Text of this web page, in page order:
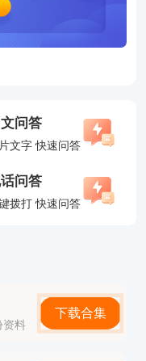
问答
文字 快速问答
问答
拨打 快速问答
资料
下载合集